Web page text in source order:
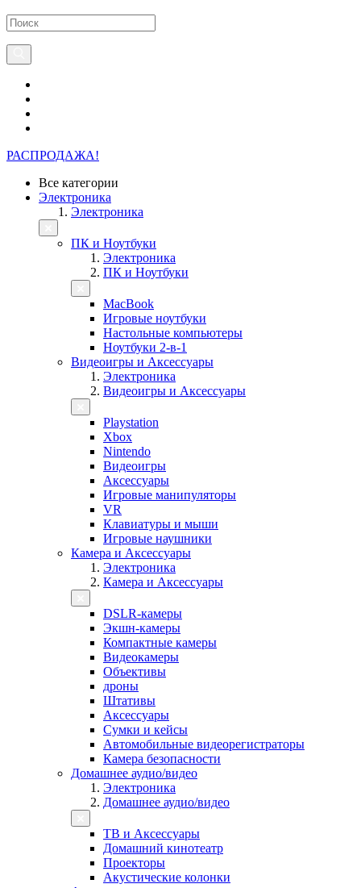
РАСПРОДАЖА!
Все категории
Электроника
Электроника
ПК и Ноутбуки
Электроника
ПК и Ноутбуки
MacBook
Игровые ноутбуки
Настольные компьютеры
Ноутбуки 2-в-1
Видеоигры и Аксессуары
Электроника
Видеоигры и Аксессуары
Playstation
Xbox
Nintendo
Видеоигры
Аксессуары
Игровые манипуляторы
VR
Клавиатуры и мыши
Игровые наушники
Камера и Аксессуары
Электроника
Камера и Аксессуары
DSLR-камеры
Экшн-камеры
Компактные камеры
Видеокамеры
Объективы
дроны
Штативы
Аксессуары
Сумки и кейсы
Автомобильные видеорегистраторы
Камера безопасности
Домашнее аудио/видео
Электроника
Домашнее аудио/видео
ТВ и Аксессуары
Домашний кинотеатр
Проекторы
Акустические колонки